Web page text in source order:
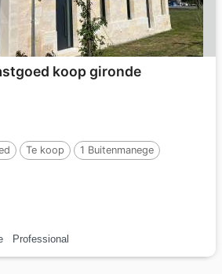
koop gironde
Te koop
1 Buitenmanege
Professional